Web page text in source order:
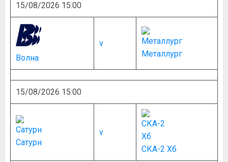
15/08/2026 15:00
Волна
v
Металлург
15/08/2026 15:00
Сатурн
v
СКА-2 Хб